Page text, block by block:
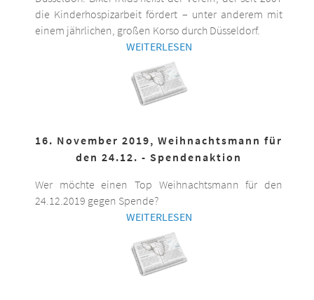
die Kinderhospizarbeit fördert – unter anderem mit
einem jährlichen, großen Korso durch Düsseldorf.
WEITERLESEN
16. November 2019, Weihnachtsmann für
den 24.12. - Spendenaktion
Wer möchte einen Top Weihnachtsmann für den
24.12.2019 gegen Spende?
WEITERLESEN